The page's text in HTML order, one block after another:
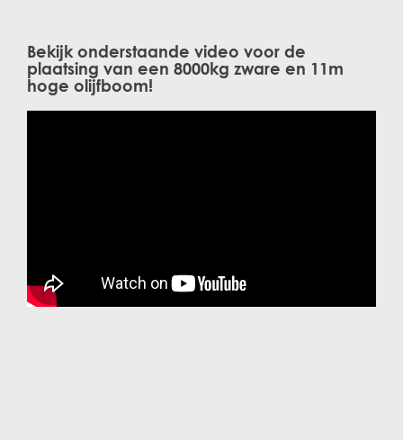
Bekijk onderstaande video voor de
plaatsing van een 8000kg zware en 11m
hoge olijfboom!